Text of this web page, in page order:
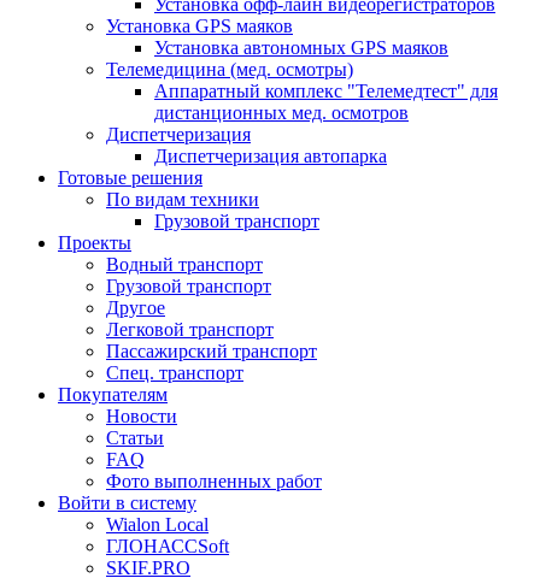
Установка офф-лайн видеорегистраторов
Установка GPS маяков
Установка автономных GPS маяков
Телемедицина (мед. осмотры)
Аппаратный комплекс "Телемедтест" для
дистанционных мед. осмотров
Диспетчеризация
Диспетчеризация автопарка
Готовые решения
По видам техники
Грузовой транспорт
Проекты
Водный транспорт
Грузовой транспорт
Другое
Легковой транспорт
Пассажирский транспорт
Спец. транспорт
Покупателям
Новости
Статьи
FAQ
Фото выполненных работ
Войти в систему
Wialon Local
ГЛОНАССSoft
SKIF.PRO